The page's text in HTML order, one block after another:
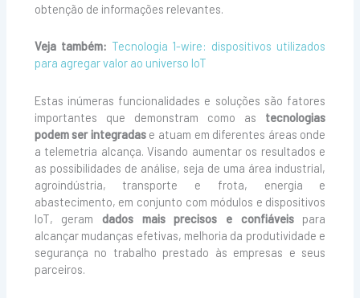
obtenção de informações relevantes.
Veja também: Tecnologia 1-wire: dispositivos utilizados
para agregar valor ao universo IoT
Estas inúmeras funcionalidades e soluções são fatores
importantes que demonstram como as tecnologias
podem ser integradas e atuam em diferentes áreas onde
a telemetria alcança. Visando aumentar os resultados e
as possibilidades de análise, seja de uma área industrial,
agroindústria, transporte e frota, energia e
abastecimento, em conjunto com módulos e dispositivos
IoT, geram dados mais precisos e confiáveispara
alcançar mudanças efetivas, melhoria da produtividade e
segurança no trabalho prestado às empresas e seus
parceiros.